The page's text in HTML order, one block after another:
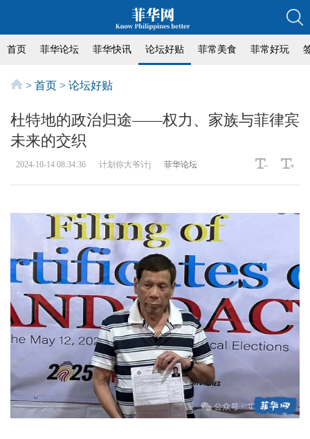
首页 菲华论坛 菲华快讯 论坛好贴 菲常美食 菲常好玩
> 首页 > 论坛好贴
杜特地的政治归途——权力、家族与菲律宾
未来的交织
2024-10-14 08:34:36 计划你大爷计j 菲华论坛